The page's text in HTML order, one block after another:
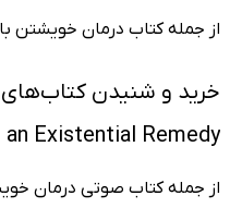
از جمله کتاب درمان خویشتن
an Existential Remedy
از جمله کتاب صوتی درمان